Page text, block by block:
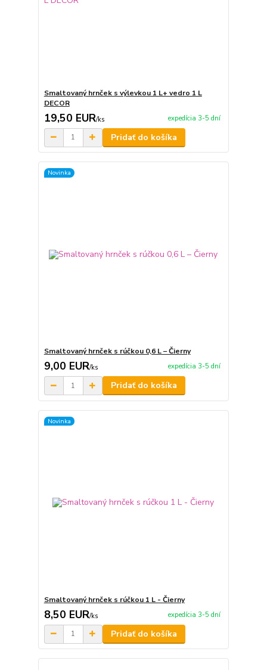
Smaltovaný hrnček s výlevkou 1 L+ vedro 1 L
DECOR
19,50 EUR/ks expedícia 3-5 dní
Pridať do košíka
Novinka
Smaltovaný hrnček s rúčkou 0,6 L – Čierny
9,00 EUR/ks expedícia 3-5 dní
Pridať do košíka
Novinka
Smaltovaný hrnček s rúčkou 1 L - Čierny
8,50 EUR/ks expedícia 3-5 dní
Pridať do košíka